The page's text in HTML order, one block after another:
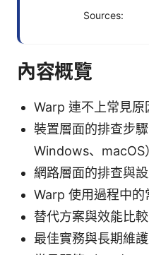
Sources:
內容概覽
Warp 連不上常見原
裝置層面的排查步
Windows、macOS
網路層面的排查與
Warp 使用過程中
替代方案與效能比較
最佳實務與長期維